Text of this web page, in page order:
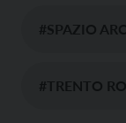
#SPAZIO
#TRENTO